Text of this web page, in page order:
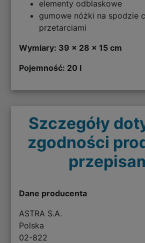
elementy odblaskowe
gumowe nóżki na spodzie
przetarciami
Wymiary: 39 x 28 x 15 cm
Pojemność: 20 l
Szczegóły
zgodności
Dane producenta
ASTRA S.A.
Polska
02-822